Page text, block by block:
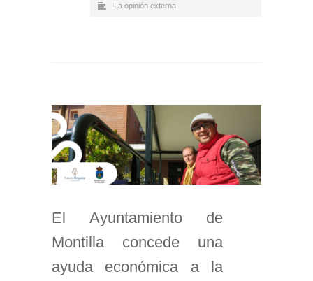
La opinión externa
El Ayuntamiento de
Montilla concede una
ayuda económica a la